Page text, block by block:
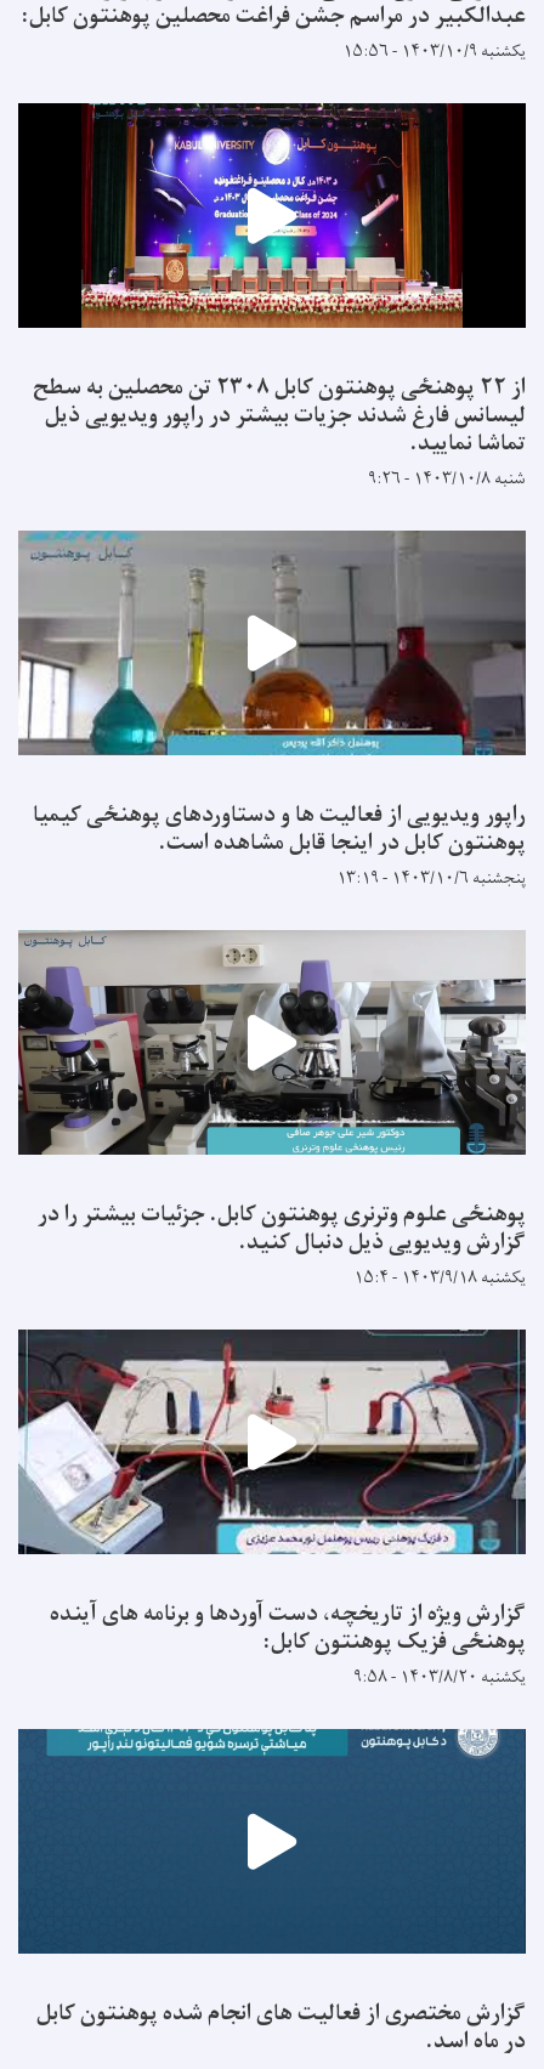
عبدالکبیر در مراسم جشن فراغت محصلین پوهنتون کابل:
یکشنبه ۱۴۰۳/۱۰/۹ - ۱۵:۵۶
از ۲۲ پوهنځی پوهنتون کابل ۲۳۰۸ تن محصلین به سطح
لیسانس فارغ شدند جزیات بیشتر در راپور ویدیویی ذیل
تماشا نمایید.
شنبه ۱۴۰۳/۱۰/۸ - ۹:۲۶
راپور ویدیویی از فعالیت ها و دستاوردهای پوهنځی کیمیا
پوهنتون کابل در اینجا قابل مشاهده است.
پنجشنبه ۱۴۰۳/۱۰/۶ - ۱۳:۱۹
پوهنځی علوم وترنری پوهنتون کابل. جزئیات بیشتر را در
گزارش ویدیویی ذیل دنبال کنید.
یکشنبه ۱۴۰۳/۹/۱۸ - ۱۵:۴
گزارش ویژه از تاریخچه، دست آوردها و برنامه های آینده
پوهنځی فزیک پوهنتون کابل:
یکشنبه ۱۴۰۳/۸/۲۰ - ۹:۵۸
گزارش مختصری از فعالیت های انجام شده پوهنتون کابل
در ماه اسد.